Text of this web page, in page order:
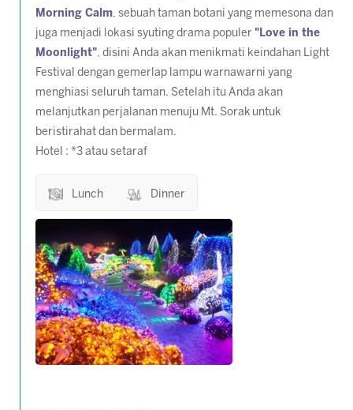
Morning Calm, sebuah taman botani yang memesona dan
juga menjadi lokasi syuting drama populer "Love in the
Moonlight", disini Anda akan menikmati keindahan Light
Festival dengan gemerlap lampu warnawarni yang
menghiasi seluruh taman. Setelah itu Anda akan
melanjutkan perjalanan menuju Mt. Sorak untuk
beristirahat dan bermalam.
Hotel : *3 atau setaraf
Lunch Dinner